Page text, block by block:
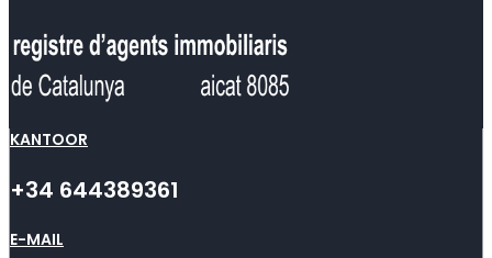
KANTOOR
+34 644389361
E-MAIL